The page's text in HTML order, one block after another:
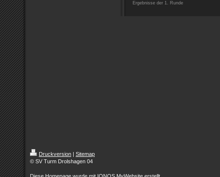
Ergebnisse der 1. Runde
Druckversion | Sitemap
© SV Turm Drolshagen 04